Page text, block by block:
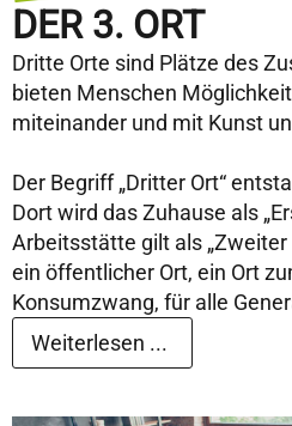
DER 3. ORT
Dritte Orte sind Plätze des
bieten Menschen
miteinander und mit Kunst
Der Begriff „Dritter Ort“
Dort wird das Zuhause als
Arbeitsstätte gilt als „Zweiter
ein öffentlicher Ort, ein Ort
Konsumzwang, für alle
Weiterlesen ...